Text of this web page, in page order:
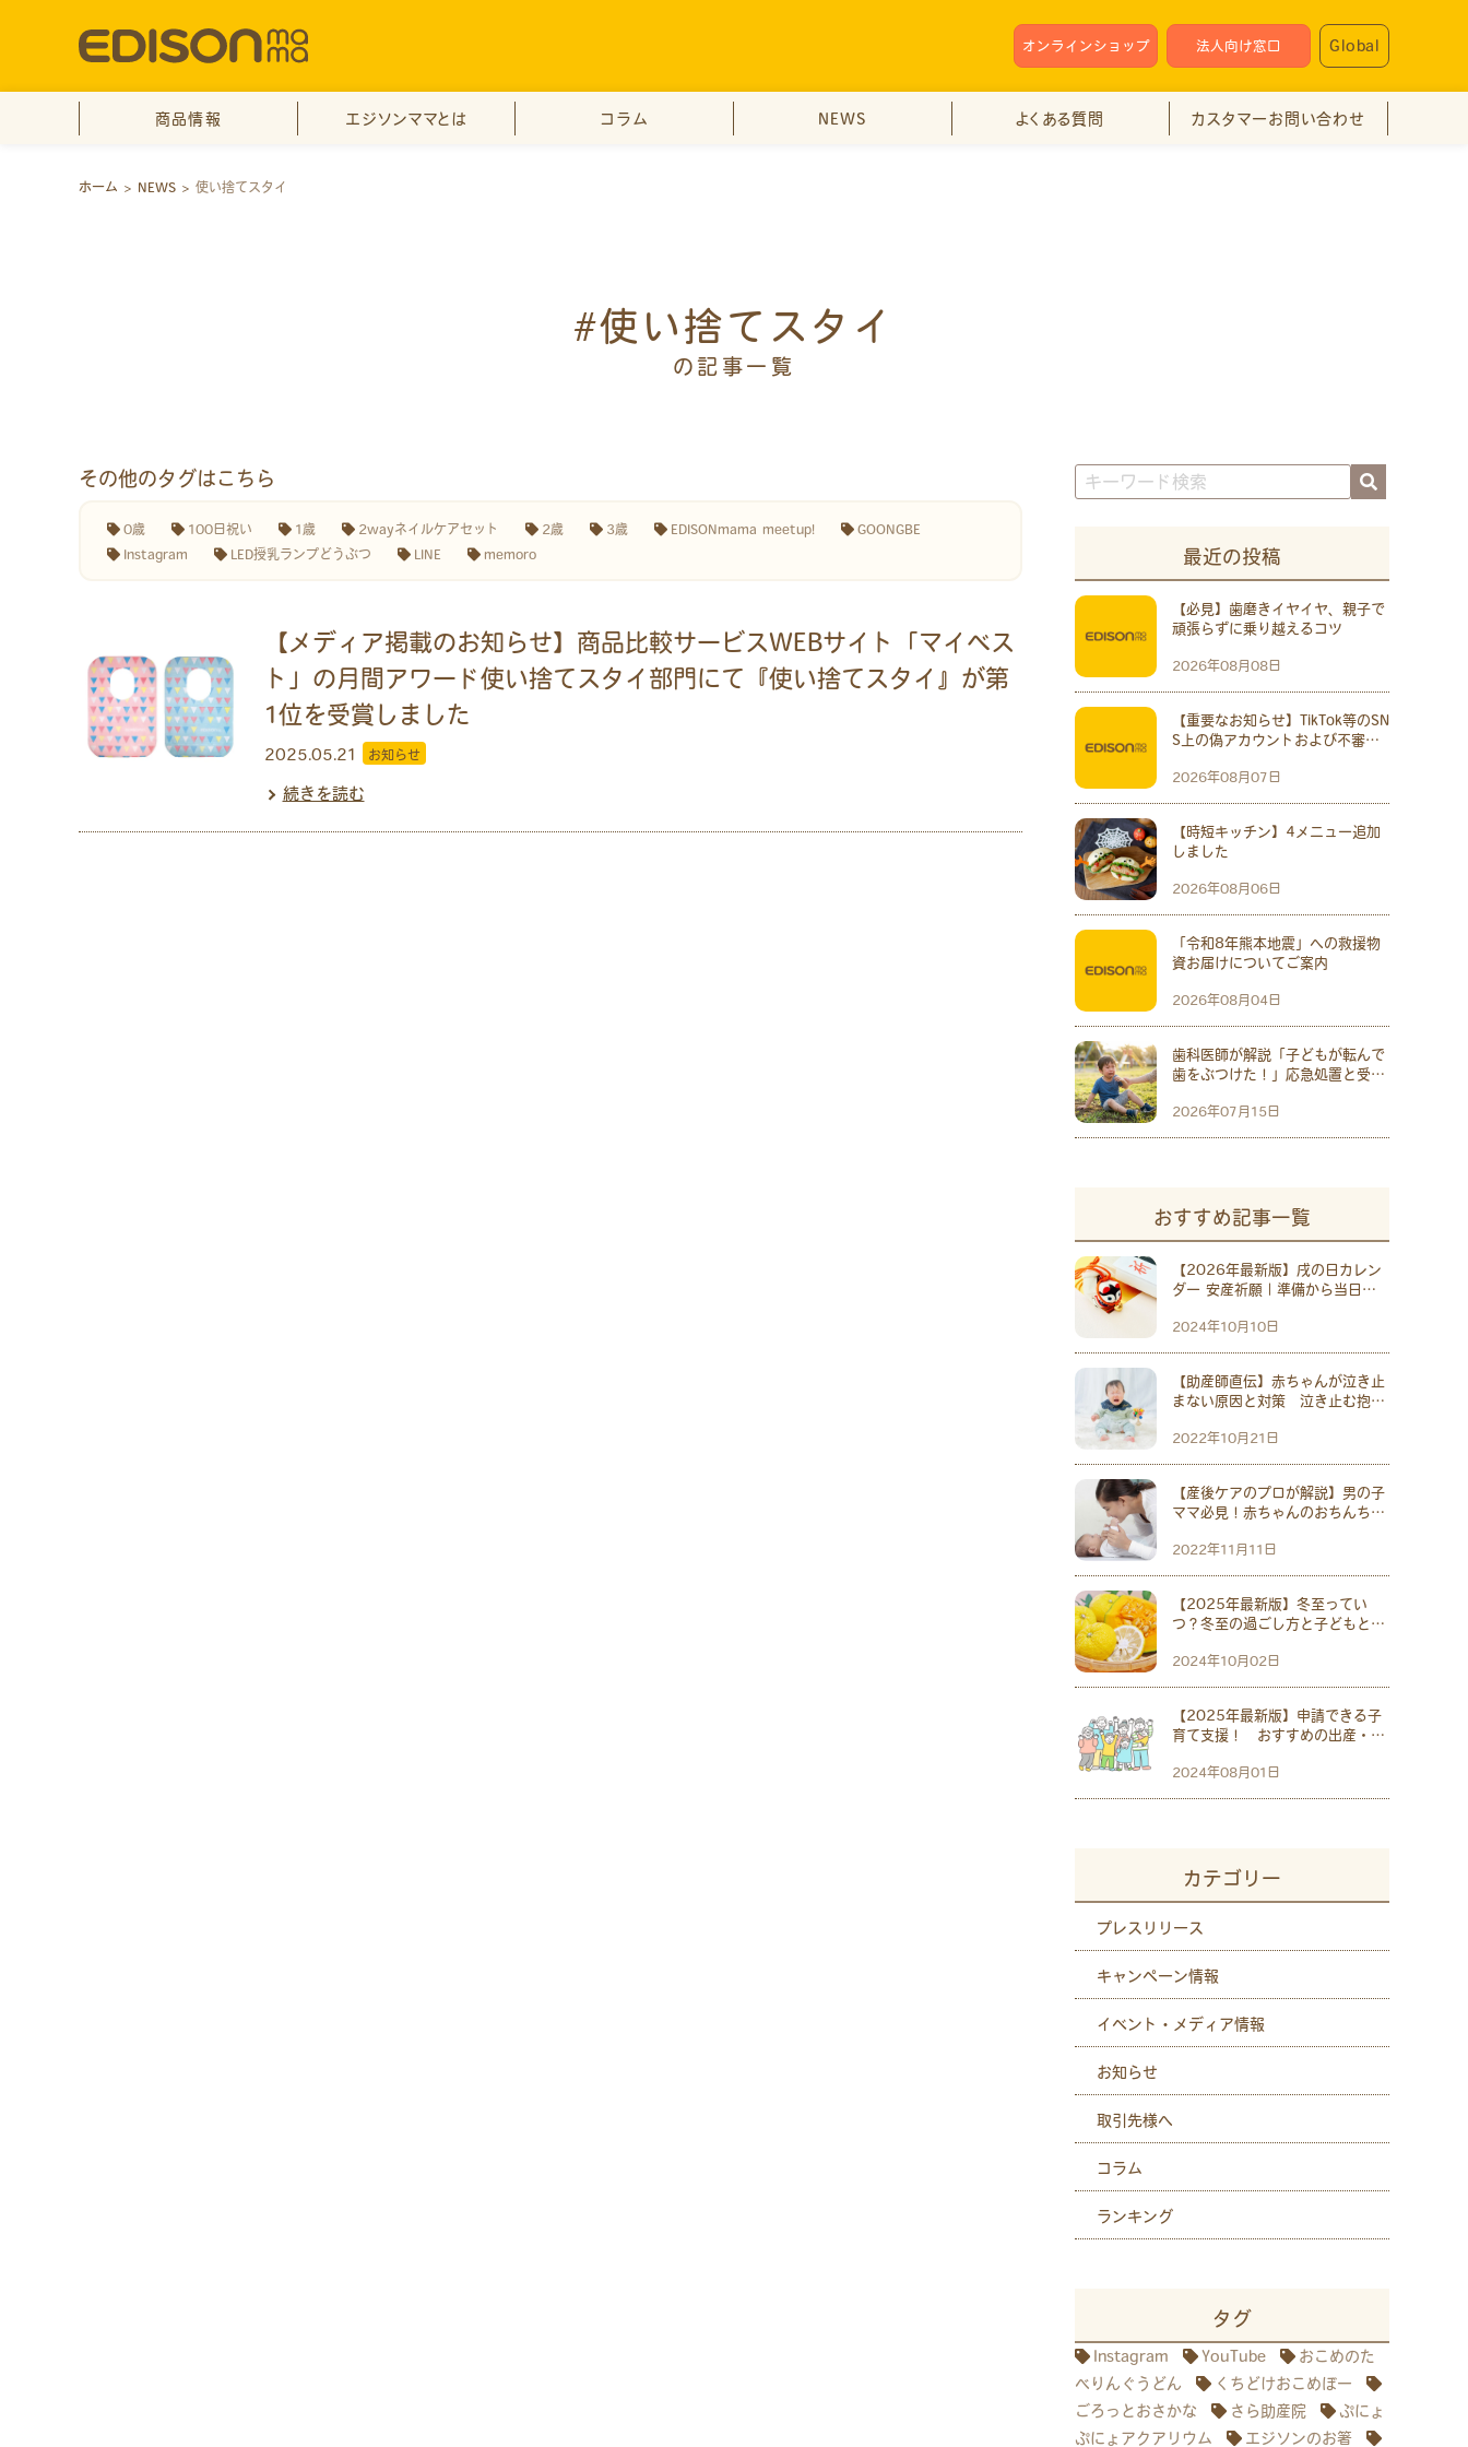
オンラインショップ 法人向け窓口 Global
商品情報 エジソンママとは コラム NEWS よくある質問 カスタマーお問い合わせ
ホーム > NEWS > 使い捨てスタイ
#使い捨てスタイ
の記事一覧
その他のタグはこちら
0歳 100日祝い 1歳 2wayネイルケアセット 2歳 3歳 EDISONmama meetup!
GOONGBE
Instagram
LED授乳ランプどうぶつ LINE memoro
【メディア掲載のお知らせ】商品比較サービスWEBサイト「マイベス
ト」の月間アワード使い捨てスタイ部門にて『使い捨てスタイ』が第
1位を受賞しました
2025.05.21 お知らせ
続きを読む
最近の投稿
【必見】歯磨きイヤイヤ、親子で
頑張らずに乗り越えるコツ
2026年08月08日
【重要なお知らせ】TikTok等のSN
S上の偽アカウントおよび不審なP
2026年08月07日
【時短キッチン】4メニュー追加
しました
2026年08月06日
「令和8年熊本地震」への救援物
資お届けについてご案内
2026年08月04日
歯科医師が解説「子どもが転んで
歯をぶつけた！」応急処置と受診
2026年07月15日
おすすめ記事一覧
【2026年最新版】戌の日カレン
ダー 安産祈願｜準備から当日の
社10選
2024年10月10日
【助産師直伝】赤ちゃんが泣き止
まない原因と対策 泣き止む抱っ
いる意外な原因も
2022年10月21日
【産後ケアのプロが解説】男の子
ママ必見！赤ちゃんのおちんちん
2022年11月11日
【2025年最新版】冬至ってい
つ？冬至の過ごし方と子どもと楽
2024年10月02日
【2025年最新版】申請できる子
育て支援！ おすすめの出産・育
手当も紹介
2024年08月01日
カテゴリー
プレスリリース
キャンペーン情報
イベント・メディア情報
お知らせ
取引先様へ
コラム
ランキング
タグ
Instagram YouTube
おこめのた
べりんぐうどん
くちどけおこめぼー
ごろっとおさかな
さら助産院
ぷにょ
ぷにょアクアリウム
エジソンのお箸